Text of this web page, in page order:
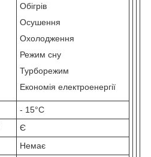
Обігрів
Осушення
Охолодження
Режим сну
Турборежим
Економія електроенергії
- 15°C
Є
Немає